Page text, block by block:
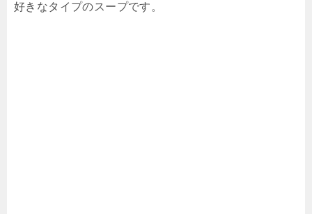
好きなタイプのスープです。